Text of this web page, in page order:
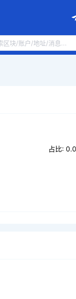
占比: